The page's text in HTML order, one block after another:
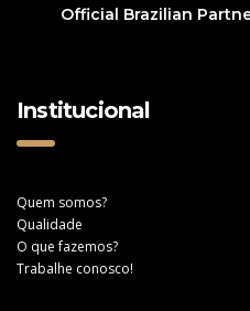
Official Brazilian
Institucional
Quem somos?
Qualidade
O que fazemos?
Trabalhe conosco!